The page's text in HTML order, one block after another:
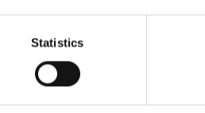
Statistics
för karta och
öppettider